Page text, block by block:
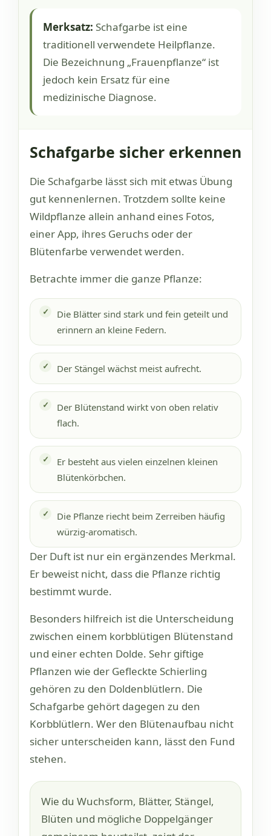
Merksatz: Schafgarbe ist eine
traditionell verwendete Heilpflanze.
Die Bezeichnung „Frauenpflanze“ ist
jedoch kein Ersatz für eine
medizinische Diagnose.
Schafgarbe sicher erkennen
Die Schafgarbe lässt sich mit etwas Übung
gut kennenlernen. Trotzdem sollte keine
Wildpflanze allein anhand eines Fotos,
einer App, ihres Geruchs oder der
Blütenfarbe verwendet werden.
Betrachte immer die ganze Pflanze:
Die Blätter sind stark und fein geteilt und
erinnern an kleine Federn.
Der Stängel wächst meist aufrecht.
Der Blütenstand wirkt von oben relativ
flach.
Er besteht aus vielen einzelnen kleinen
Blütenkörbchen.
Die Pflanze riecht beim Zerreiben häufig
würzig-aromatisch.
Der Duft ist nur ein ergänzendes Merkmal.
Er beweist nicht, dass die Pflanze richtig
bestimmt wurde.
Besonders hilfreich ist die Unterscheidung
zwischen einem korbblütigen Blütenstand
und einer echten Dolde. Sehr giftige
Pflanzen wie der Gefleckte Schierling
gehören zu den Doldenblütlern. Die
Schafgarbe gehört dagegen zu den
Korbblütlern. Wer den Blütenaufbau nicht
sicher unterscheiden kann, lässt den Fund
stehen.
Wie du Wuchsform, Blätter, Stängel,
Blüten und mögliche Doppelgänger